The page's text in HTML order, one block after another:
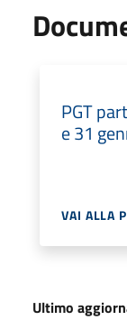
PGT
e 31
VAI ALLA
Ultimo